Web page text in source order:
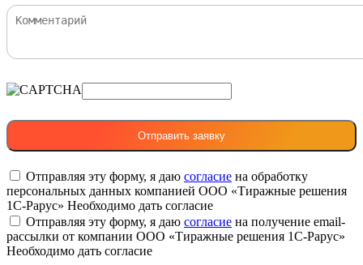
Отправляя эту форму, я даю согласие на обработку
персональных данных компанией ООО «Тиражные решения
1С-Рарус» Необходимо дать согласие
Отправляя эту форму, я даю согласие на получение email-
рассылки от компании ООО «Тиражные решения 1С-Рарус»
Необходимо дать согласие